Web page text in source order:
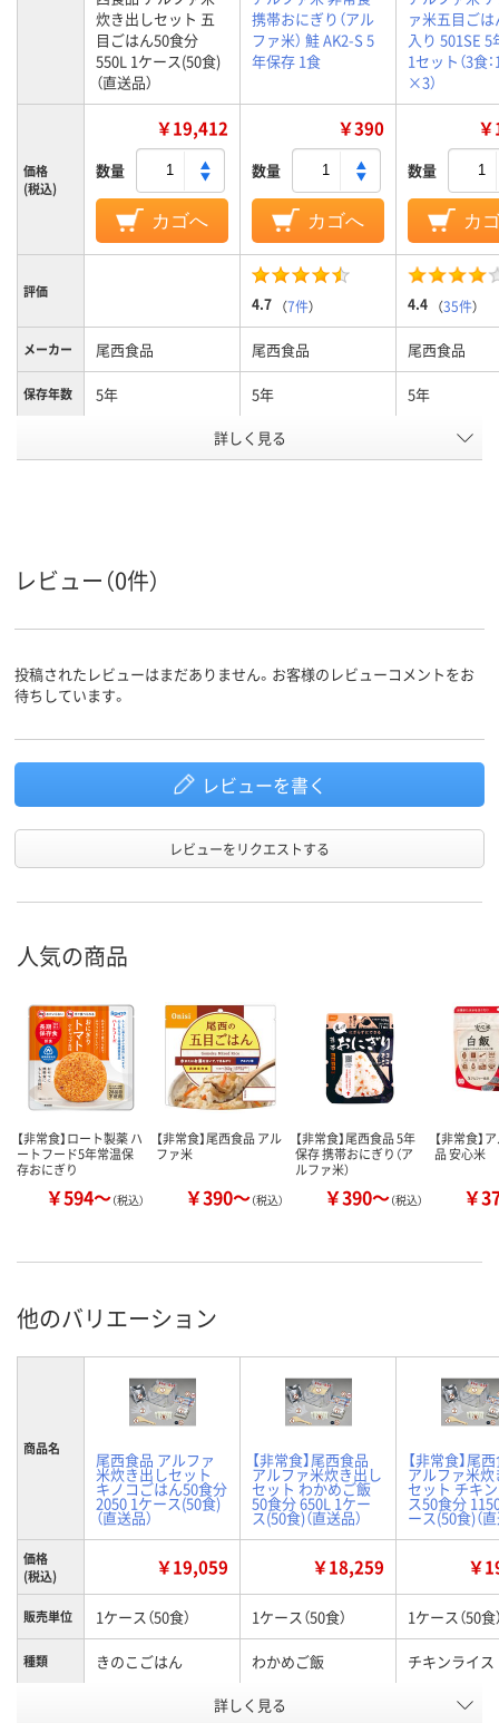
炊き出しセット 五
目ごはん50食分
550L 1ケース(50食)
（直送品）
携帯おにぎり（アル
ファ米） 鮭 AK2-S 5
年保存 1食
ァ米五目ご
入り 501SE 5
1セット（3食
×3）
価格
(税込)
￥19,412
数量
カゴへ
￥390
数量
カゴへ
数量
カ
評価
4.7 （7件） 4.4 （35件）
メーカー 尾西食品 尾西食品 尾西食品
保存年数 5年 5年 5年
詳しく見る
レビュー（0件）
投稿されたレビューはまだありません。お客様のレビューコメントをお
待ちしています。
レビューを書く
レビューをリクエストする
人気の商品
【非常食】ロート製薬 ハ
ートフード5年常温保
存おにぎり
￥594～（税込）
【非常食】尾西食品 アル
ファ米
￥390～（税込）
【非常食】尾西食品 5年
保存 携帯おにぎり（ア
ルファ米）
￥390～（税込）
【非常食】
品 安心米
￥
他のバリエーション
商品名
尾西食品 アルファ
米炊き出しセット
キノコごはん50食分
2050 1ケース(50食)
（直送品）
【非常食】尾西食品
アルファ米炊き出し
セット わかめご飯
50食分 650L 1ケー
ス(50食)（直送品）
【非常食】尾
アルファ米
セット チキ
ス50食分
ース(50食)（直
価格
(税込)
￥19,059 ￥18,259 ￥
販売単位 1ケース（50食） 1ケース（50食） 1ケース（50食
種類 きのこごはん わかめご飯 チキンライス
H899497 H898815
詳しく見る